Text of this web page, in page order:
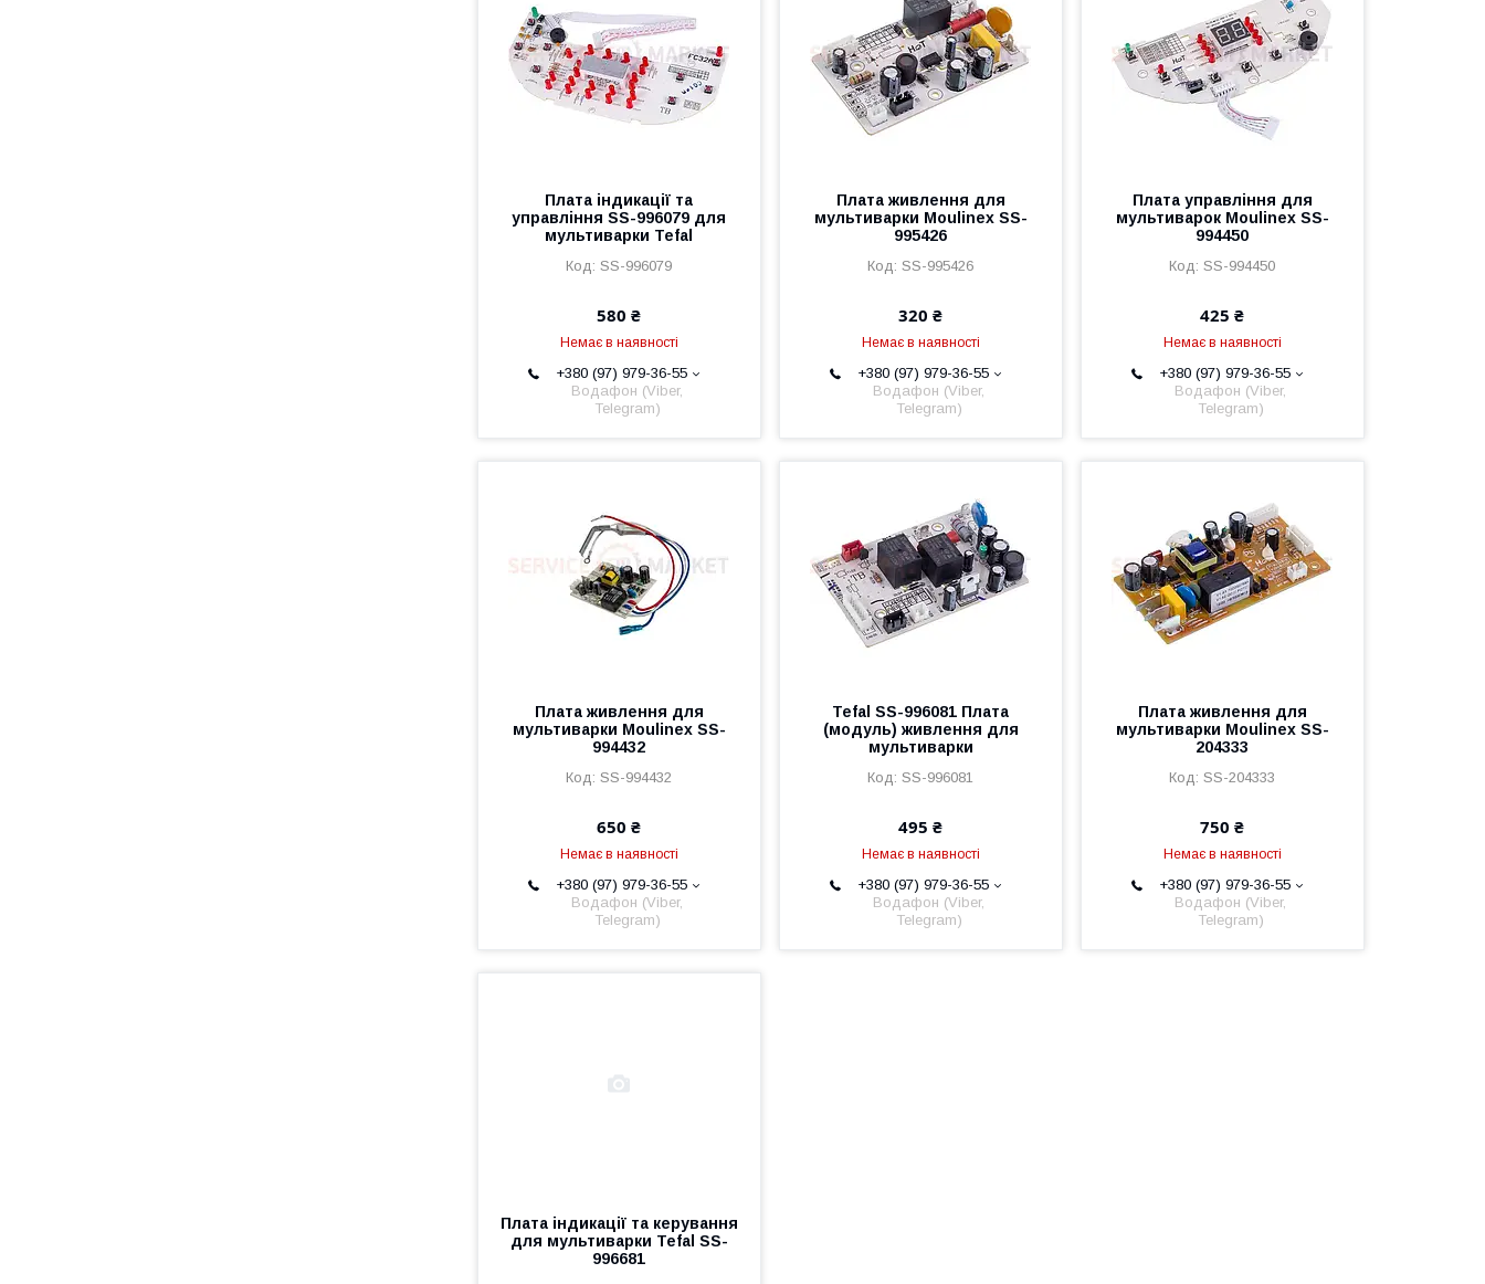
Плата індикації та
управління SS-996079 для
мультиварки Tefal
SS-996079
580 ₴
Немає в наявності
+380 (97) 979-36-55
Водафон (Viber,
Telegram)
Плата живлення для
мультиварки Moulinex SS-
995426
SS-995426
320 ₴
Немає в наявності
+380 (97) 979-36-55
Водафон (Viber,
Telegram)
Плата управління для
мультиварок Moulinex SS-
994450
SS-994450
425 ₴
Немає в наявності
+380 (97) 979-36-55
Водафон (Viber,
Telegram)
Плата живлення для
мультиварки Moulinex SS-
994432
SS-994432
650 ₴
Немає в наявності
+380 (97) 979-36-55
Водафон (Viber,
Telegram)
Tefal SS-996081 Плата
(модуль) живлення для
мультиварки
SS-996081
495 ₴
Немає в наявності
+380 (97) 979-36-55
Водафон (Viber,
Telegram)
Плата живлення для
мультиварки Moulinex SS-
204333
SS-204333
750 ₴
Немає в наявності
+380 (97) 979-36-55
Водафон (Viber,
Telegram)
Плата індикації та керування
для мультиварки Tefal SS-
996681